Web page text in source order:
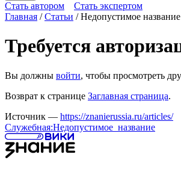
Стать автором Стать экспертом
Главная /Статьи /Недопустимое название
Требуется
Вы должны войти, чтобы просмотреть
Возврат к странице Заглавная страница.
Источник — https://znanierussia.ru/articles/
Служебная:Недопустимое_название